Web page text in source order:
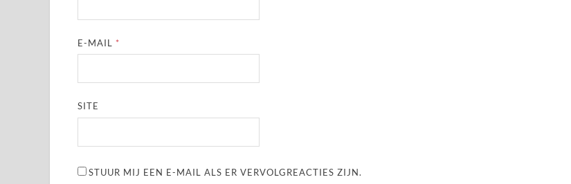
E-MAIL *
SITE
STUUR MIJ EEN E-MAIL ALS ER VERVOLGREACTIES ZIJN.